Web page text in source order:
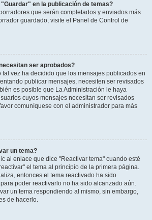
en la publicación de temas?
que serán completados y enviados más
guardado, visite el Panel de Control de
ser aprobados?
tal vez ha decidido que los mensajes publicados en
publicar mensajes, necesiten ser revisados
es posible que La Administración le haya
cuyos mensajes necesitan ser revisados
comuníquese con el administrador para más
un tema?
al enlace que dice "Reactivar tema" cuando esté
el tema al principio de la primera página.
entonces el tema reactivado ha sido
poder reactivarlo no ha sido alcanzado aún.
un tema respondiendo al mismo, sin embargo,
de hacerlo.